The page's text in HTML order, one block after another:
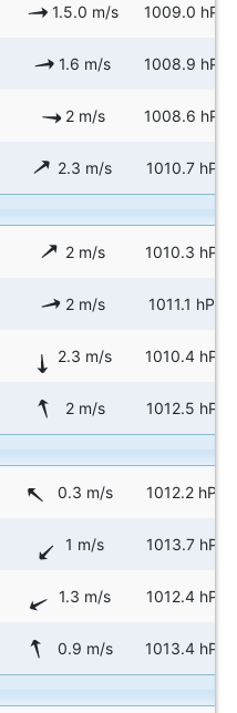
1.5.0 m/s 1009.0 hPa
1.6 m/s 1008.9 hPa
2 m/s 1008.6 hPa
2.3 m/s 1010.7 hPa
2 m/s 1010.3 hPa
2 m/s 1011.1 hPa
2.3 m/s 1010.4 hPa
2 m/s 1012.5 hPa
0.3 m/s 1012.2 hPa
1 m/s 1013.7 hPa
1.3 m/s 1012.4 hPa
0.9 m/s 1013.4 hPa